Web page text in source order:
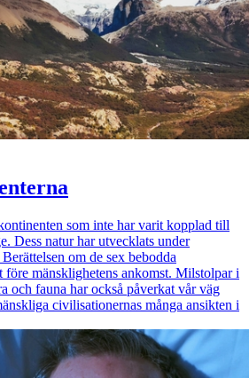
som inte har varit kopplad till
Dess natur har utvecklats under
om de sex bebodda
före mänsklighetens ankomst. Milstolpar i
och fauna har också påverkat vår väg
civilisationernas många ansikten i